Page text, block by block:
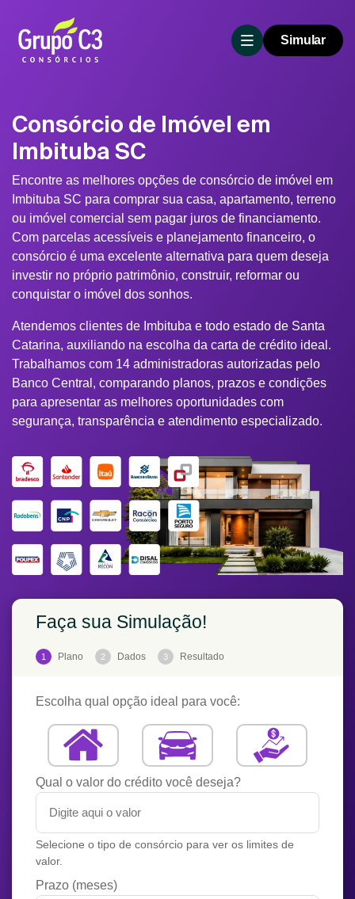
Simular
Consórcio de Imóvel em
Imbituba SC
Encontre as melhores opções de consórcio de imóvel em
Imbituba SC para comprar sua casa, apartamento, terreno
ou imóvel comercial sem pagar juros de financiamento.
Com parcelas acessíveis e planejamento financeiro, o
consórcio é uma excelente alternativa para quem deseja
investir no próprio patrimônio, construir, reformar ou
conquistar o imóvel dos sonhos.
Atendemos clientes de Imbituba e todo estado de Santa
Catarina, auxiliando na escolha da carta de crédito ideal.
Trabalhamos com 14 administradoras autorizadas pelo
Banco Central, comparando planos, prazos e condições
para apresentar as melhores oportunidades com
segurança, transparência e atendimento especializado.
Faça sua Simulação!
1 Plano 2 Dados 3 Resultado
Escolha qual opção ideal para você:
Qual o valor do crédito você deseja?
Selecione o tipo de consórcio para ver os limites de
valor.
Prazo (meses)